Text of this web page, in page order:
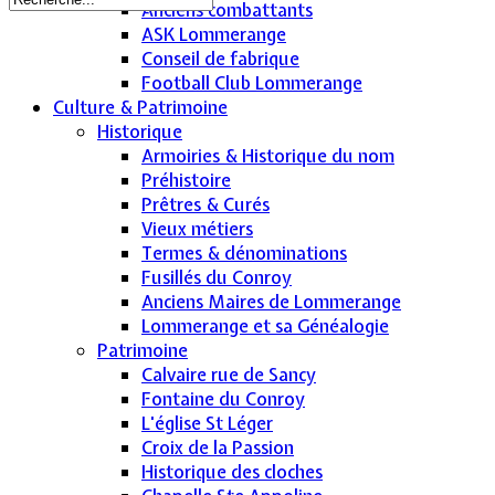
Anciens combattants
ASK Lommerange
Conseil de fabrique
Football Club Lommerange
Culture & Patrimoine
Historique
Armoiries & Historique du nom
Préhistoire
Prêtres & Curés
Vieux métiers
Termes & dénominations
Fusillés du Conroy
Anciens Maires de Lommerange
Lommerange et sa Généalogie
Patrimoine
Calvaire rue de Sancy
Fontaine du Conroy
L'église St Léger
Croix de la Passion
Historique des cloches